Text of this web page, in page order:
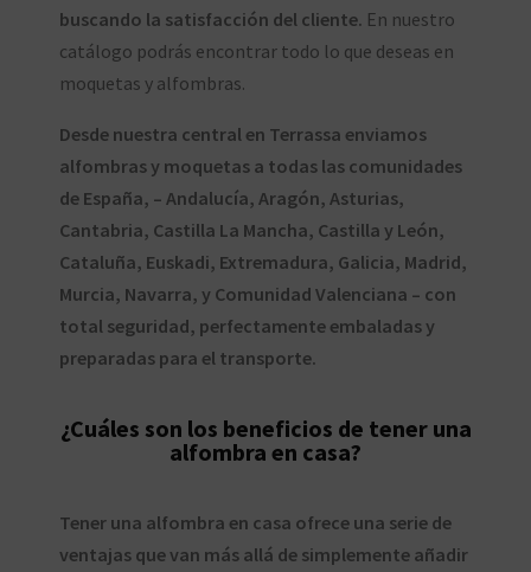
buscando la satisfacción del cliente. En nuestro
catálogo podrás encontrar todo lo que deseas en
moquetas y alfombras.
Desde nuestra central en Terrassa enviamos
alfombras y moquetas a todas las comunidades
de España, – Andalucía, Aragón, Asturias,
Cantabria, Castilla La Mancha, Castilla y León,
Cataluña, Euskadi, Extremadura, Galicia, Madrid,
Murcia, Navarra, y Comunidad Valenciana – con
total seguridad, perfectamente embaladas y
preparadas para el transporte.
¿Cuáles son los beneficios de tener una
alfombra en casa?
Tener una alfombra en casa ofrece una serie de
ventajas que van más allá de simplemente añadir